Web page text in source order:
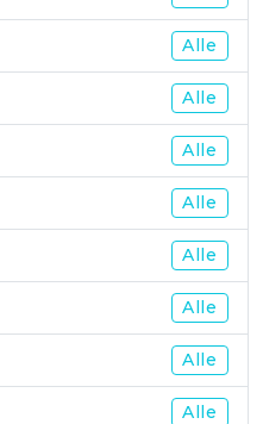
Alle
Alle
Alle
Alle
Alle
Alle
Alle
Alle